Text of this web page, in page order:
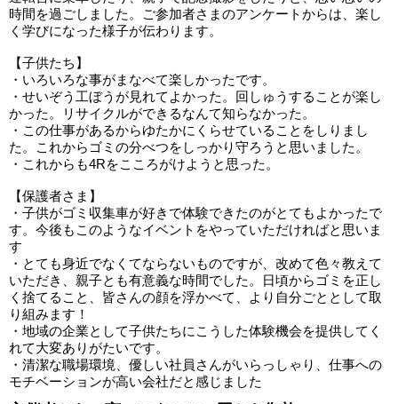
時間を過ごしました。ご参加者さまのアンケートからは、楽し
く学びになった様子が伝わります。
【子供たち】
・いろいろな事がまなべて楽しかったです。
・せいぞう工ぼうが見れてよかった。回しゅうすることが楽し
かった。リサイクルができるなんて知らなかった。
・この仕事があるからゆたかにくらせていることをしりまし
た。これからゴミの分べつをしっかり守ろうと思いました。
・これからも4Rをこころがけようと思った。
【保護者さま】
・子供がゴミ収集車が好きで体験できたのがとてもよかったで
す。今後もこのようなイベントをやっていただければと思いま
す
・とても身近でなくてならないものですが、改めて色々教えて
いただき、親子とも有意義な時間でした。日頃からゴミを正し
く捨てること、皆さんの顔を浮かべて、より自分ごととして取
り組みます！
・地域の企業として子供たちにこうした体験機会を提供してく
れて大変ありがたいです。
・清潔な職場環境、優しい社員さんがいらっしゃり、仕事への
モチベーションが高い会社だと感じました